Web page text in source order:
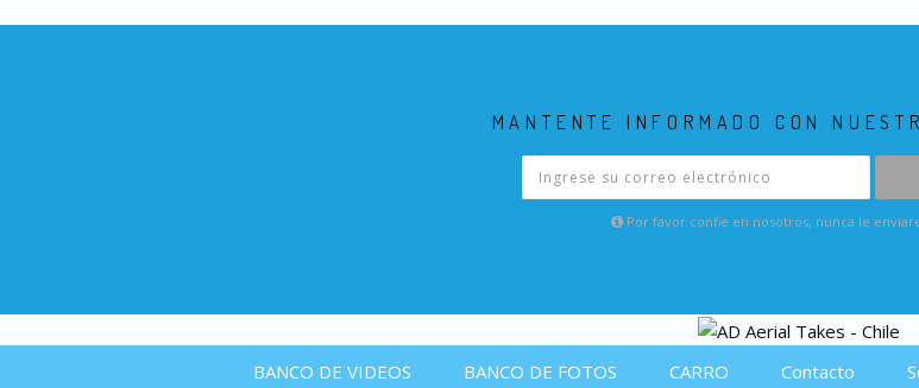
MANTENTE INFORMADO CON
Por favor confie en nosotros, nunca le
BANCO DE VIDEOS BANCO DE FOTOS CARRO Contacto